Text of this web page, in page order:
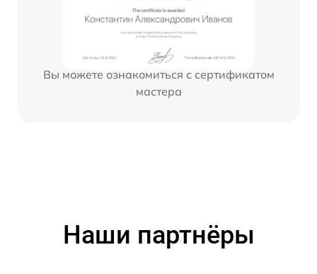
Вы можете ознакомиться с сертификатом
мастера
Наши партнёры